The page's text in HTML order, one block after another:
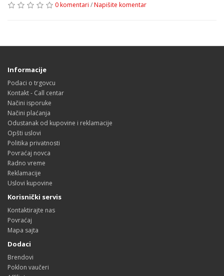
0 komentari /Napišite komentar
Informacije
Podaci o trgovcu
Kontakt - Call centar
Načini isporuke
Načini plaćanja
Odustanak od kupovine i reklamacije
Opšti uslovi
Politika privatnosti
Povraćaj novca
Radno vreme
Reklamacije
Uslovi kupovine
Korisnički servis
Kontaktirajte nas
Povraćaj
Mapa sajta
Dodaci
Brendovi
Poklon vaučeri